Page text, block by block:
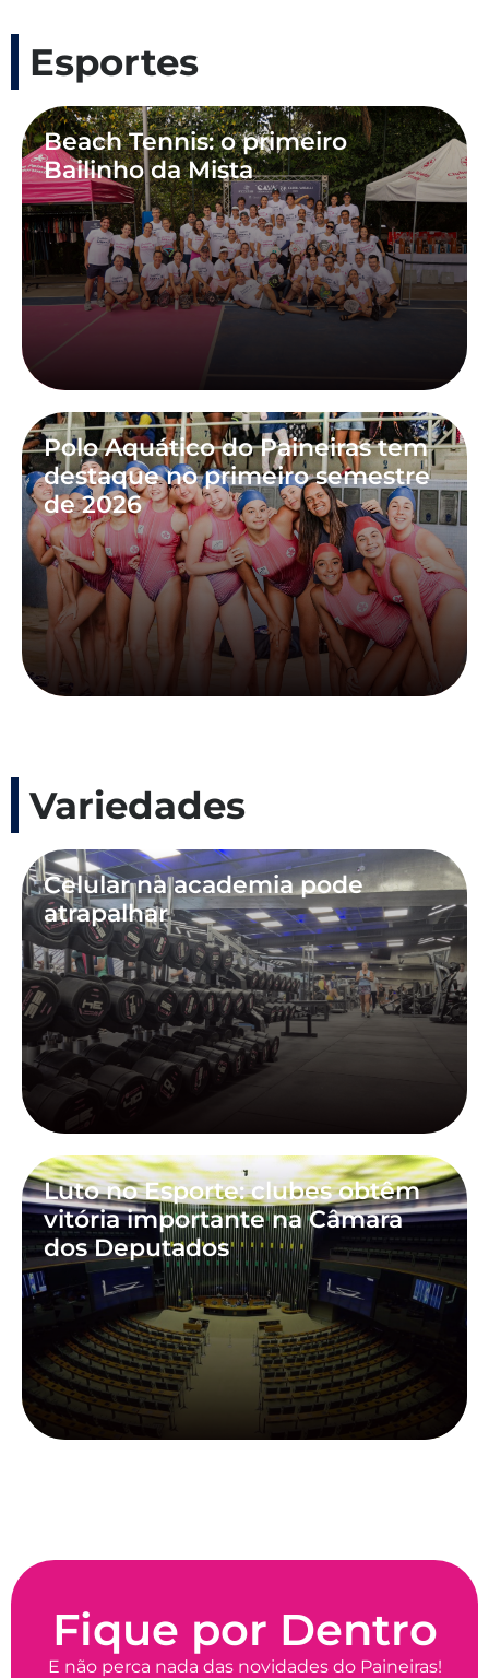
Esportes
Beach Tennis: o primeiro
Bailinho da Mista
Polo Aquático do Paineiras tem
destaque no primeiro semestre
de 2026
Variedades
Celular na academia pode
atrapalhar
Luto no Esporte: clubes obtêm
vitória importante na Câmara
dos Deputados
Fique por Dentro
E não perca nada das novidades do Paineiras!